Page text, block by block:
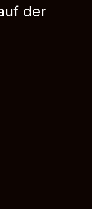
der